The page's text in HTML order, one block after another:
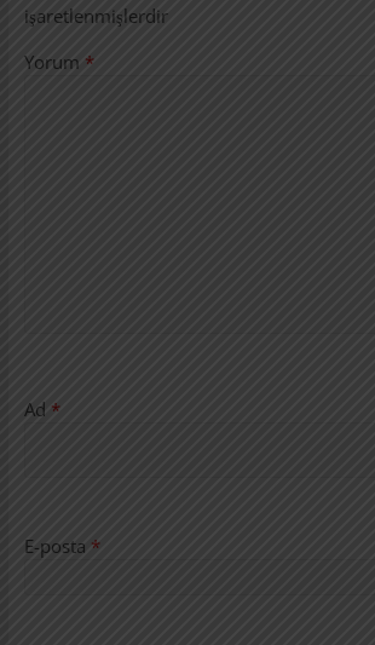
işaretlenmişlerdir
Yorum *
Ad *
E-posta *